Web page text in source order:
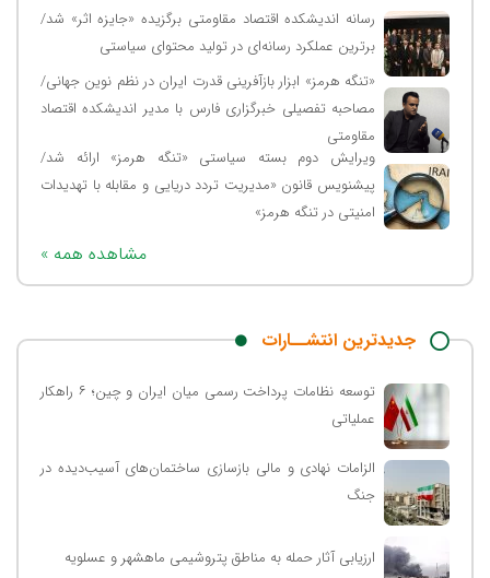
رسانه اندیشکده اقتصاد مقاومتی برگزیده «جایزه اثر» شد/
برترین عملکرد رسانه‌ای در تولید محتوای سیاستی
«تنگه هرمز» ابزار بازآفرینی قدرت ایران در نظم نوین جهانی/
مصاحبه تفصیلی خبرگزاری فارس با مدیر اندیشکده اقتصاد
مقاومتی
ویرایش دوم بسته سیاستی «تنگه هرمز» ارائه شد/
پیشنویس قانون «مدیریت تردد دریایی و مقابله با تهدیدات
امنیتی در تنگه هرمز»
« مشاهده همه
جدیدترین انتشــارات
توسعه نظامات پرداخت رسمی میان ایران و چین؛ ۶ راهکار
عملیاتی
الزامات نهادی و مالی بازسازی ساختمان‌های آسیب‌دیده در
جنگ
ارزیابی آثار حمله به مناطق پتروشیمی ماهشهر و عسلویه